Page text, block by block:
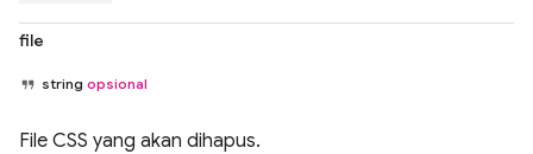
file
string opsional
File CSS yang akan dihapus.